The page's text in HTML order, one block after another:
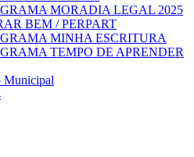
MORADIA LEGAL 2025
BEM / PERPART
MINHA ESCRITURA
TEMPO DE APRENDER
Municipal